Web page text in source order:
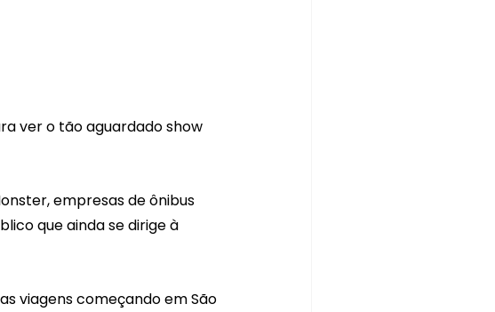
ver o tão aguardado show
empresas de ônibus
que ainda se dirige à
viagens começando em São